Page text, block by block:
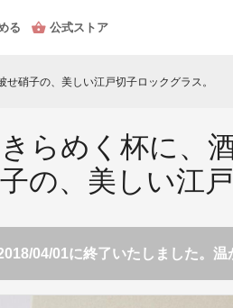
る 公式ストア
硝子の、美しい江戸切子ロックグラス。
きらめく杯に、
の、美しい江
04/01に終了いたしました。温